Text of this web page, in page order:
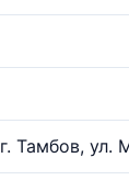
г. Тамбов, ул.